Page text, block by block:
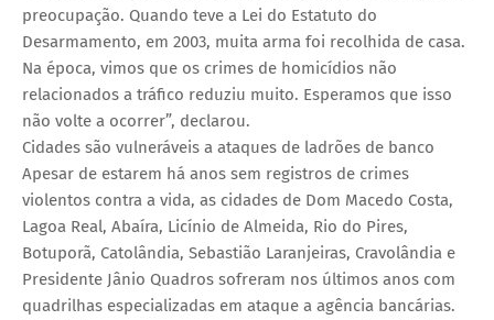
preocupação. Quando teve a Lei do Estatuto do
Desarmamento, em 2003, muita arma foi recolhida de casa.
Na época, vimos que os crimes de homicídios não
relacionados a tráfico reduziu muito. Esperamos que isso
não volte a ocorrer”, declarou.
Cidades são vulneráveis a ataques de ladrões de banco
Apesar de estarem há anos sem registros de crimes
violentos contra a vida, as cidades de Dom Macedo Costa,
Lagoa Real, Abaíra, Licínio de Almeida, Rio do Pires,
Botuporã, Catolândia, Sebastião Laranjeiras, Cravolândia e
Presidente Jânio Quadros sofreram nos últimos anos com
quadrilhas especializadas em ataque a agência bancárias.